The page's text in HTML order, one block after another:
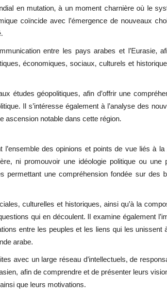
en mutation, à un moment charnière où le
coïncide avec l’émergence de nouveaux
entre les pays arabes et l’Eurasie,
économiques, sociaux, culturels et
études géopolitiques, afin d’offrir une
Il s’intéresse également à l’analyse des
ascension notable dans cette région.
des opinions et points de vue liés à la
ni promouvoir une idéologie politique ou une
permettant une compréhension fondée sur des
culturelles et historiques, ainsi qu’à la
qui en découlent. Il examine également
entre les peuples et les liens qui les unissent
arabe.
avec un large réseau d’intellectuels, de
afin de comprendre et de présenter leurs
que leurs motivations.